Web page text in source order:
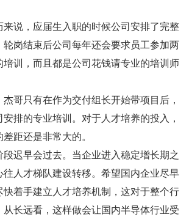
说，应届生入职的时候公司安排了完整
岗结束后公司每年还会要求员工参加两
训，而且都是公司花钱请专业的培训师
哥只有在作为交付组长开始带项目后，
排的专业培训。对于人才培养的投入，
距还是非常大的。
迟早会过去。当企业进入稳定增长期之
往人才梯队建设转移。希望国内企业尽早
着手建立人才培养机制，这对于整个行
长远看，这样做会让国内半导体行业受